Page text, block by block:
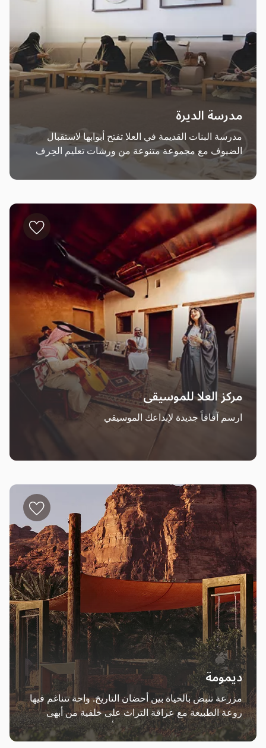
مدرسة الديرة
اليدوية، والفنون التقليدية
مركز العلا للموسيقى
ارسم آفاقاً جديدة لإبداعك الموسيقي
ديمومة
مزرعة تنبض بالحياة بين أحضان التاريخ. واحة تتناغم فيها
روعة الطبيعة مع عراقة التراث على خلفية من أبهى
معالم الطبيعة الصحراوية، ويدعم أرقى المبدعين هذا
التكامل الساحر يالتراكيب الفنية الاستثنائية. تُرحّب بك